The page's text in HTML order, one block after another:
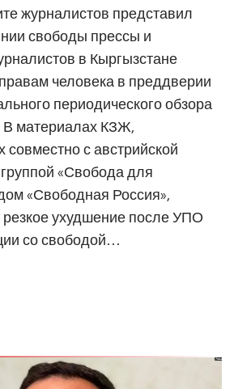
журналистов представил
свободы прессы и
в Кыргызстане
человека в преддверии
периодического обзора
В материалах КЗЖ,
с австрийской
«Свобода для
«Свободная Россия»,
резкое ухудшение после УПО
со свободой…